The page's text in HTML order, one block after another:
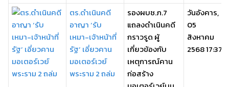
ตร.ดำเนินคดี
อาญา ‘รับ
เหมา-เจ้าหน้าที่
รัฐ’ เอี่ยวคาน
มอเตอร์เวย์
พระราม 2 ถล่ม
รองผบช.ภ.7
แถลงดำเนินคดี
กราวรูด ผู้
เกี่ยวข้องกับ
เหตุการณ์คาน
ก่อสร้าง
วันอังคาร,
05
สิงหาคม
2568 17:37